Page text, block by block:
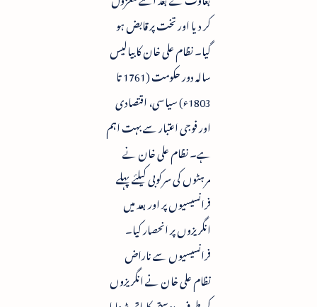
کر دیا اور تخت پر قابض ہو
گیا۔ نظام علی خان کا بیالیس
سالہ دور حکومت (1761 تا
1803ء) سیاسی، اقتصادی
اور فوجی اعتبار سے بہت اہم
ہے۔ نظام علی خان نے
مرہٹوں کی سرکوبی کیلئے پہلے
فرانسیسیوں پر اور بعد میں
انگریزوں پر انحصار کیا۔
فرانسیسیوں سے ناراض
نظام علی خان نے انگریزوں